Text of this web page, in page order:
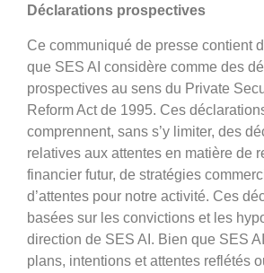
Déclarations prospectives
Ce communiqué de presse contient
que SES AI considère comme des
prospectives au sens du Private
Reform Act de 1995. Ces
comprennent, sans s’y limiter, des
relatives aux attentes en matière de
financier futur, de stratégies
d’attentes pour notre activité. Ces
basées sur les convictions et les
direction de SES AI. Bien que SES
plans, intentions et attentes reflétés